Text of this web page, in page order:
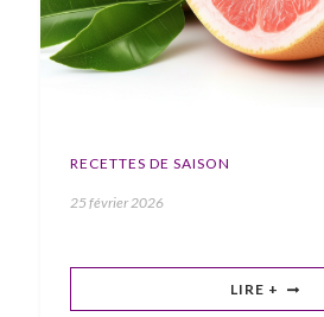
RECETTES DE SAISON
25 février 2026
LIRE +